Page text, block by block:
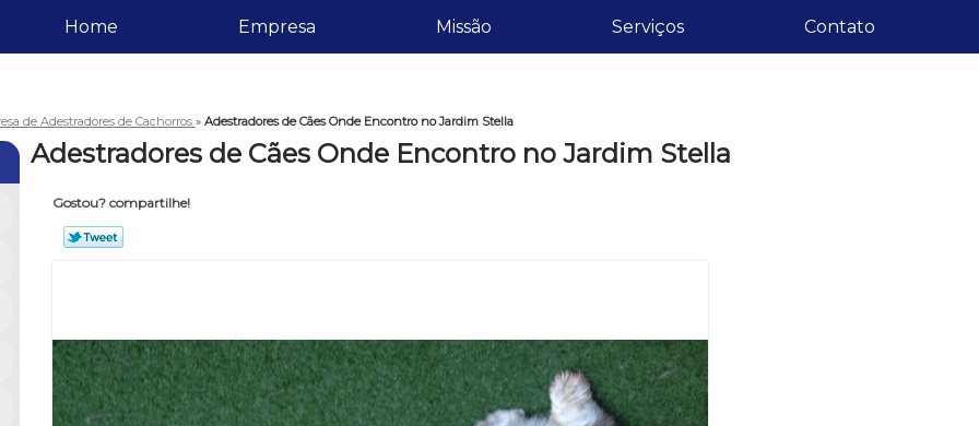
Home Empresa Missão Serviços Contato
de Adestradores de Cachorros » Adestradores de Cães Onde Encontro no Jardim Stella
Adestradores de Cães Onde Encontro no Jardim Stella
Gostou? compartilhe!